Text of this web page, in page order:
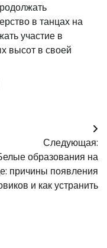
в танцах на
участие в
высот в своей
Следующая:
образования на
причины появления
и как устранить